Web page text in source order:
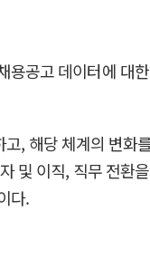
용공고 데이터에 대
, 해당 체계의 변화
및 이직, 직무 전환
다.